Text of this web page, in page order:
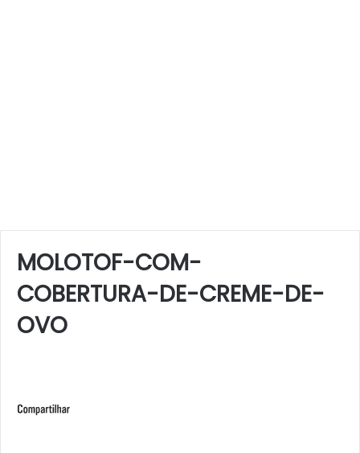
MOLOTOF-COM-
COBERTURA-DE-CREME-DE-
OVO